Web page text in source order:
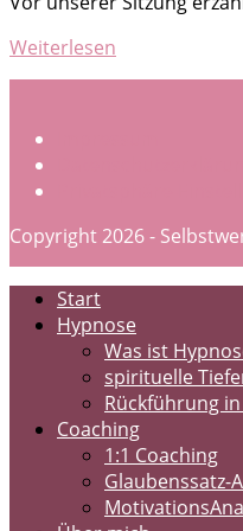
Weiterlesen
Copyright 2026 -
Start
Hypnose
Was ist
spirituelle
Rückführung
Coaching
1:1 Coaching
Glaubenssatz-